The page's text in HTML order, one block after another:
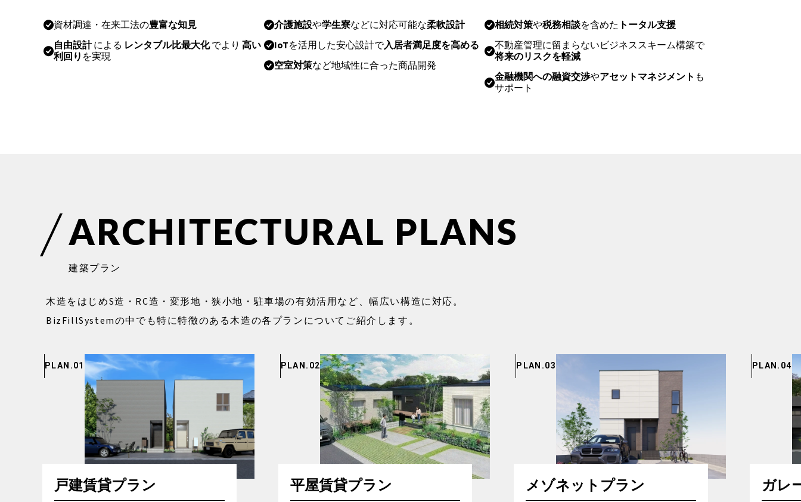
資材調達・在来工法の豊富な知見
自由設計による レンタブル比最大化でより 高い
利回り を実現
介護施設や学生寮などに対応可能な柔軟設計
IoTを活用した安心設計で入居者満足度を高める
空室対策など地域性に合った商品開発
相続対策や税務相談を含めた トータル支援
不動産管理に留まらないビジネススキーム構築で
将来のリスクを軽減
金融機関への融資交渉やアセットマネジメント も
サポート
ARCHITECTURAL PLANS
建築プラ ン
木造をはじめS造・RC造・変形地・狭小地・駐車場の有効活用など、幅広い構造に対応。
BizFillSystemの中でも特に特徴のある木造の各プランについてご紹介します。
PLAN.01
戸建賃貸プラン
PLAN.02
平屋賃貸プラン
PLAN.03
メゾネットプラン
PLAN.04
ガレ